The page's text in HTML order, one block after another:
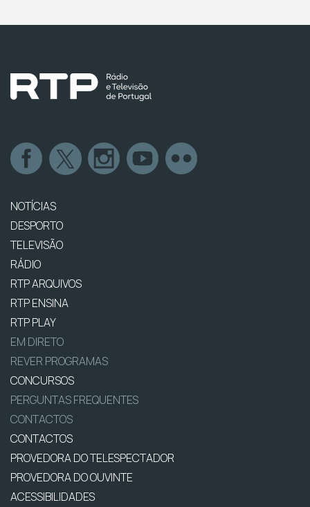
NOTÍCIAS
DESPORTO
TELEVISÃO
RÁDIO
RTP ARQUIVOS
RTP ENSINA
RTP PLAY
EM DIRETO
REVER PROGRAMAS
CONCURSOS
PERGUNTAS FREQUENTES
CONTACTOS
CONTACTOS
PROVEDORA DO TELESPECTADOR
PROVEDORA DO OUVINTE
ACESSIBILIDADES